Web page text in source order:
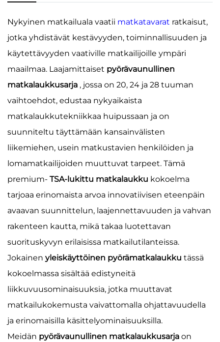
Nykyinen matkailuala vaatii matkatavarat ratkaisut,
jotka yhdistävät kestävyyden, toiminnallisuuden ja
käytettävyyden vaativille matkailijoille ympäri
maailmaa. Laajamittaiset pyörävaunullinen
matkalaukkusarja , jossa on 20, 24 ja 28 tuuman
vaihtoehdot, edustaa nykyaikaista
matkalaukkutekniikkaa huipussaan ja on
suunniteltu täyttämään kansainvälisten
liikemiehen, usein matkustavien henkilöiden ja
lomamatkailijoiden muuttuvat tarpeet. Tämä
premium- TSA-lukittu matkalaukku kokoelma
tarjoaa erinomaista arvoa innovatiivisen eteenpäin
avaavan suunnittelun, laajennettavuuden ja vahvan
rakenteen kautta, mikä takaa luotettavan
suorituskyvyn erilaisissa matkailutilanteissa.
Jokainen yleiskäyttöinen pyörämatkalaukku tässä
kokoelmassa sisältää edistyneitä
liikkuvuusominaisuuksia, jotka muuttavat
matkailukokemusta vaivattomalla ohjattavuudella
ja erinomaisilla käsittelyominaisuuksilla.
Meidän pyörävaunullinen matkalaukkusarja on